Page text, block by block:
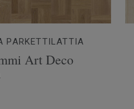
PARKETTILATTIA
Art Deco